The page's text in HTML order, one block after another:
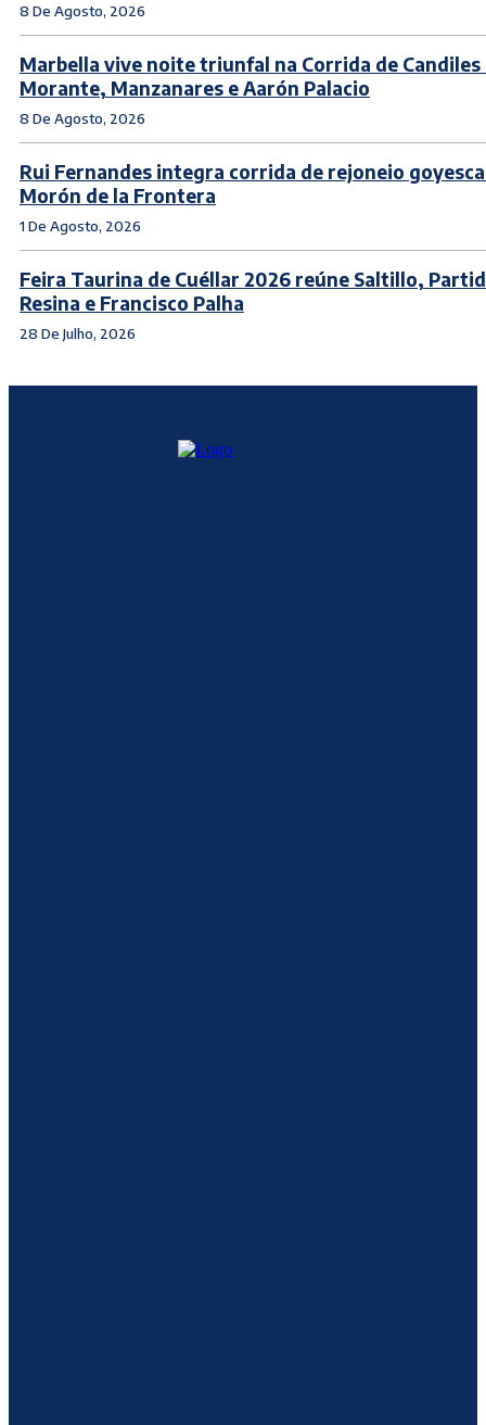
8 De Agosto, 2026
Marbella vive noite triunfal na Corrida de Candiles
Morante, Manzanares e Aarón Palacio
8 De Agosto, 2026
Rui Fernandes integra corrida de rejoneio
Morón de la Frontera
1 De Agosto, 2026
Feira Taurina de Cuéllar 2026 reúne Saltillo,
Resina e Francisco Palha
28 De Julho, 2026